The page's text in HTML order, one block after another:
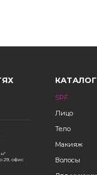
29, офис
КАТАЛОГ
SPF
Лицо
Тело
Макияж
Волосы